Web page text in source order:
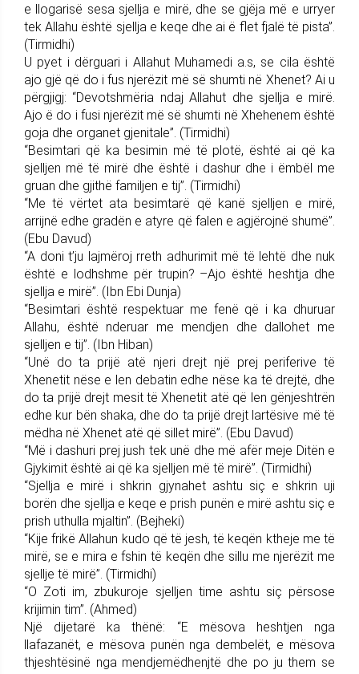
e llogarisë sesa sjellja e mirë, dhe se gjëja më e urryer
tek Allahu është sjellja e keqe dhe ai ë flet fjalë të pista”.
(Tirmidhi)
U pyet i dërguari i Allahut Muhamedi a.s, se cila është
ajo gjë që do i fus njerëzit më së shumti në Xhenet? Ai u
përgjigj: “Devotshmëria ndaj Allahut dhe sjellja e mirë.
Ajo ë do i fusi njerëzit më së shumti në Xhehenem është
goja dhe organet gjenitale”. (Tirmidhi)
“Besimtari që ka besimin më të plotë, është ai që ka
sjelljen më të mirë dhe është i dashur dhe i ëmbël me
gruan dhe gjithë familjen e tij”. (Tirmidhi)
“Me të vërtet ata besimtarë që kanë sjelljen e mirë,
arrijnë edhe gradën e atyre që falen e agjërojnë shumë”.
(Ebu Davud)
“A doni t’ju lajmëroj rreth adhurimit më të lehtë dhe nuk
është e lodhshme për trupin? –Ajo është heshtja dhe
sjellja e mirë”. (Ibn Ebi Dunja)
“Besimtari është respektuar me fenë që i ka dhuruar
Allahu, është nderuar me mendjen dhe dallohet me
sjelljen e tij”. (Ibn Hiban)
“Unë do ta prijë atë njeri drejt një prej periferive të
Xhenetit nëse e len debatin edhe nëse ka të drejtë, dhe
do ta prijë drejt mesit të Xhenetit atë që len gënjeshtrën
edhe kur bën shaka, dhe do ta prijë drejt lartësive më të
mëdha në Xhenet atë që sillet mirë”. (Ebu Davud)
“Më i dashuri prej jush tek unë dhe më afër meje Ditën e
Gjykimit është ai që ka sjelljen më të mirë”. (Tirmidhi)
“Sjellja e mirë i shkrin gjynahet ashtu siç e shkrin uji
borën dhe sjellja e keqe e prish punën e mirë ashtu siç e
prish uthulla mjaltin”. (Bejheki)
“Kije frikë Allahun kudo që të jesh, të keqën ktheje me të
mirë, se e mira e fshin të keqën dhe sillu me njerëzit me
sjellje të mirë”. (Tirmidhi)
“O Zoti im, zbukuroje sjelljen time ashtu siç përsose
krijimin tim”. (Ahmed)
Një dijetarë ka thënë: “E mësova heshtjen nga
llafazanët, e mësova punën nga dembelët, e mësova
thjeshtësinë nga mendjemëdhenjtë dhe po ju them se